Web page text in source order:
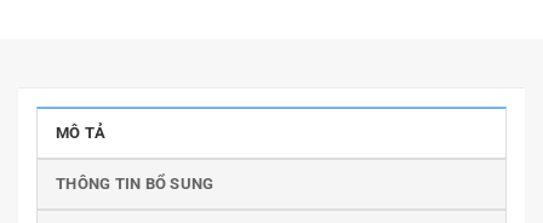
MÔ TẢ
THÔNG TIN BỔ SUNG